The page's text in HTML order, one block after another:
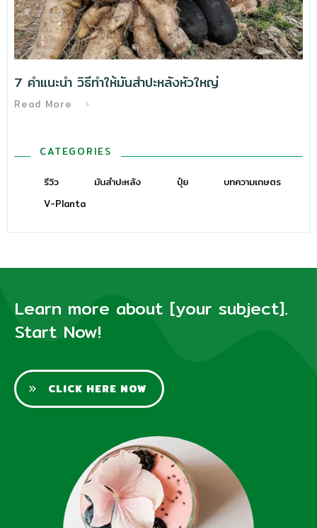
7 คำแนะนำ วิธีทําให้มันสำปะหลังหัวใหญ่
Read More
CATEGORIES
รีวิว มันสำปะหลัง ปุ๋ย
บทความเกษตร
V-Planta
Learn more about [your subject].
Start Now!
CLICK HERE NOW